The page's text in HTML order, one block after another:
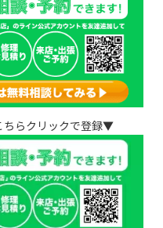
らクリックで登録▼